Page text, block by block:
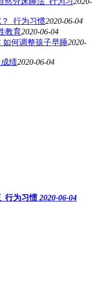
_行为习惯2020-06-04
教育2020-06-04
如何调整孩子早睡2020-
绩2020-06-04
行为习惯 2020-06-04